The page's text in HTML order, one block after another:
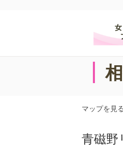
マップを見る
青磁野